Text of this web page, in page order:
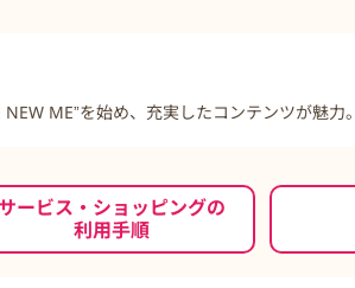
ME”を始め、充実したコンテンツが魅力。
サービス・ショッピングの
利用手順